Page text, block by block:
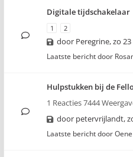
Digitale tijdschakelaar
1 2
door Peregrine,zo
Laatste bericht door
Hulpstukken bij de
1 Reacties 7444
door petervrijlandt,
Laatste bericht door